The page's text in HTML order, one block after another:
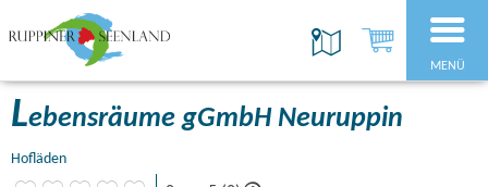
MENÜ
Lebensräume gGmbH Neuruppin
Hofläden